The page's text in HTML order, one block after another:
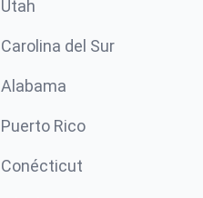
Utah
Carolina del Sur
Alabama
Puerto Rico
Conécticut